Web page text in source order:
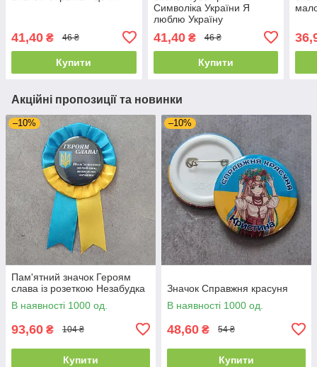
41,40 ₴ 46 ₴
Купити
Символіка України Я
люблю Україну
41,40₴ 46 ₴
Купити
Акційні пропозиції та новинки
–10%
Пам'ятний значок Героям
слава із розеткою Незабудка
В наявності 1000 од.
93,60 ₴ 104 ₴
Купити
–10%
Значок Справжня красуня
В наявності 1000 од.
48,60 ₴ 54 ₴
Купити